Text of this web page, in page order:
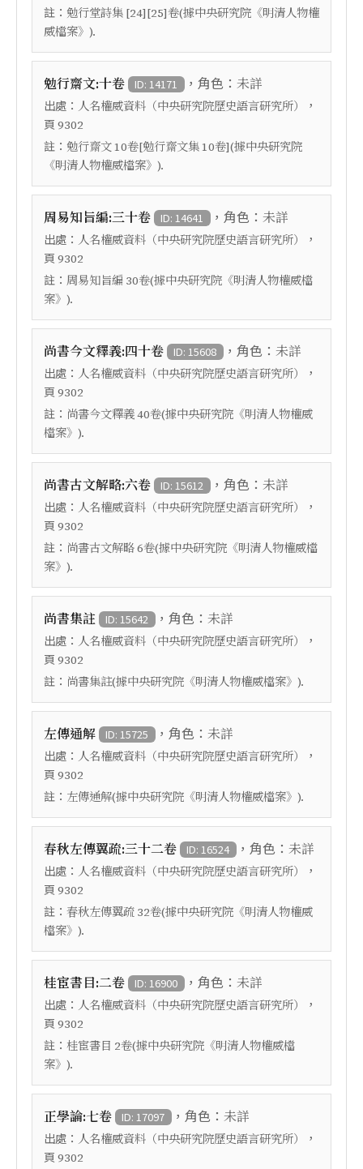
註： 勉行堂詩集 [24][25]卷(據中央研究院《明清人物權
威檔案》).
勉行齋文:十卷 ID: 14171 ，角色： 未詳
出處： 人名權威資料（中央研究院歷史語言研究所）
，
頁 9302
註： 勉行齋文 10卷[勉行齋文集 10卷](據中央研究院
《明清人物權威檔案》).
周易知旨編:三十卷 ID: 14641 ，角色： 未詳
出處： 人名權威資料（中央研究院歷史語言研究所）
，
頁 9302
註： 周易知旨編 30卷(據中央研究院《明清人物權威檔
案》).
尚書今文釋義:四十卷 ID: 15608 ，角色： 未詳
出處： 人名權威資料（中央研究院歷史語言研究所）
，
頁 9302
註： 尚書今文釋義 40卷(據中央研究院《明清人物權威
檔案》).
尚書古文解略:六卷 ID: 15612 ，角色： 未詳
出處： 人名權威資料（中央研究院歷史語言研究所）
，
頁 9302
註： 尚書古文解略 6卷(據中央研究院《明清人物權威檔
案》).
尚書集註 ID: 15642 ，角色： 未詳
出處： 人名權威資料（中央研究院歷史語言研究所）
，
頁 9302
註： 尚書集註(據中央研究院《明清人物權威檔案》).
左傳通解 ID: 15725 ，角色： 未詳
出處： 人名權威資料（中央研究院歷史語言研究所）
，
頁 9302
註： 左傳通解(據中央研究院《明清人物權威檔案》).
春秋左傳翼疏:三十二卷 ID: 16524 ，角色： 未詳
出處： 人名權威資料（中央研究院歷史語言研究所）
，
頁 9302
註： 春秋左傳翼疏 32卷(據中央研究院《明清人物權威
檔案》).
桂宦書目:二卷 ID: 16900 ，角色： 未詳
出處： 人名權威資料（中央研究院歷史語言研究所）
，
頁 9302
註： 桂宦書目 2卷(據中央研究院《明清人物權威檔
案》).
正學論:七卷 ID: 17097 ，角色： 未詳
出處： 人名權威資料（中央研究院歷史語言研究所）
，
頁 9302